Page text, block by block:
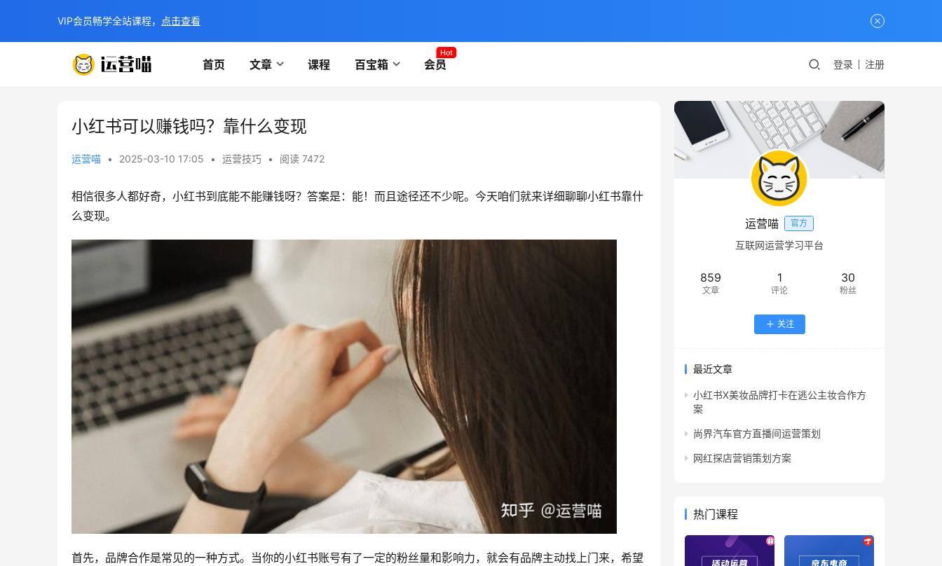
首页 文章 课程 百宝箱 会员
Hot
登录 注册
小红书可以赚钱吗？靠什么变现
运营喵 • 2025-03-10 17:05 • 运营技巧 • 阅读 7472
相信很多人都好奇，小红书到底能不能赚钱呀？答案是：能！而且途径还不少呢。今天咱们就来详细聊聊小红书靠什
么变现。
首先，品牌合作是常见的一种方式。当你的小红书账号有了一定的粉丝量和影响力，就会有品牌主动找上门来，希望
运营喵 官方
互联网运营学习平台
859
文章
1
评论
30
粉丝
关注
最近文章
小红书X美妆品牌打卡在逃公主妆合作方
案
尚界汽车官方直播间运营策划
网红探店营销策划方案
热门课程
VIP会员畅学全站课程， 点击查看